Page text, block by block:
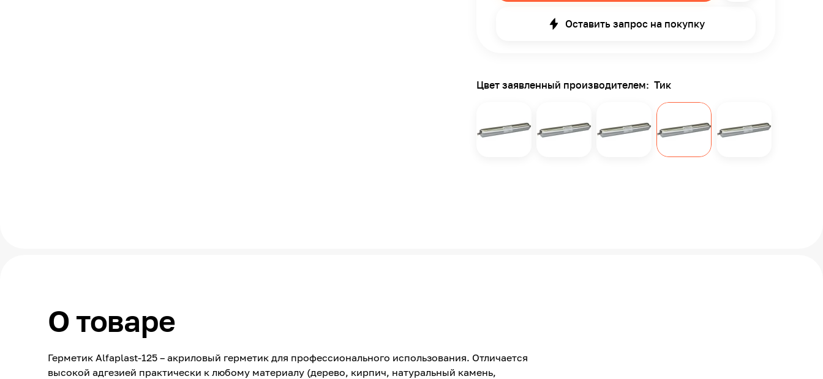
Оставить запрос на покупку
Цвет заявленный производителем: Тик
О товаре
Герметик Alfaplast-125 – акриловый герметик для профессионального использования. Отличается
высокой адгезией практически к любому материалу (дерево, кирпич, натуральный камень,